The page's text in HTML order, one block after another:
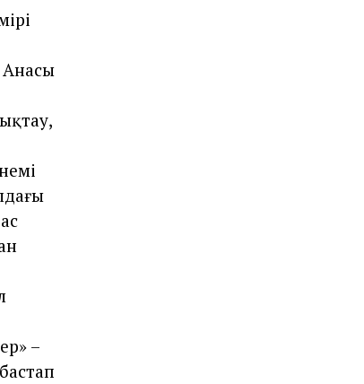
Анасы
–